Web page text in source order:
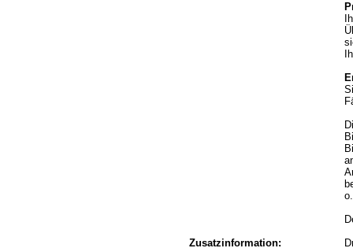
Zusatzinformation: